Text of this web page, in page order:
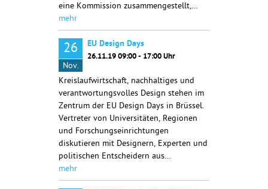
eine Kommission zusammengestellt,…
mehr
26
Nov.
EU Design Days
26.11.19 09:00 - 17:00 Uhr
Kreislaufwirtschaft, nachhaltiges und
verantwortungsvolles Design stehen im
Zentrum der EU Design Days in Brüssel.
Vertreter von Universitäten, Regionen
und Forschungseinrichtungen
diskutieren mit Designern, Experten und
politischen Entscheidern aus…
mehr